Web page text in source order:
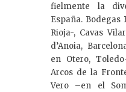
fielmente la
España.
Rioja-, Cavas
d’Anoia,
en Otero,
Arcos de la
Vero –en el